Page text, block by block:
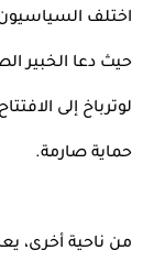
حماية صارمة.